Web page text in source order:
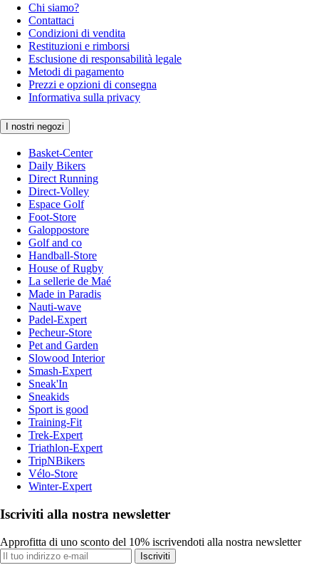
Chi siamo?
Contattaci
Condizioni di vendita
Restituzioni e rimborsi
Esclusione di responsabilità legale
Metodi di pagamento
Prezzi e opzioni di consegna
Informativa sulla privacy
I nostri negozi
Basket-Center
Daily Bikers
Direct Running
Direct-Volley
Espace Golf
Foot-Store
Galoppostore
Golf and co
Handball-Store
House of Rugby
La sellerie de Maé
Made in Paradis
Nauti-wave
Padel-Expert
Pecheur-Store
Pet and Garden
Slowood Interior
Smash-Expert
Sneak'In
Sneakids
Sport is good
Training-Fit
Trek-Expert
Triathlon-Expert
TripNBikers
Vélo-Store
Winter-Expert
Iscriviti alla nostra newsletter
Approfitta di uno sconto del 10% iscrivendoti alla nostra newsletter
Iscriviti